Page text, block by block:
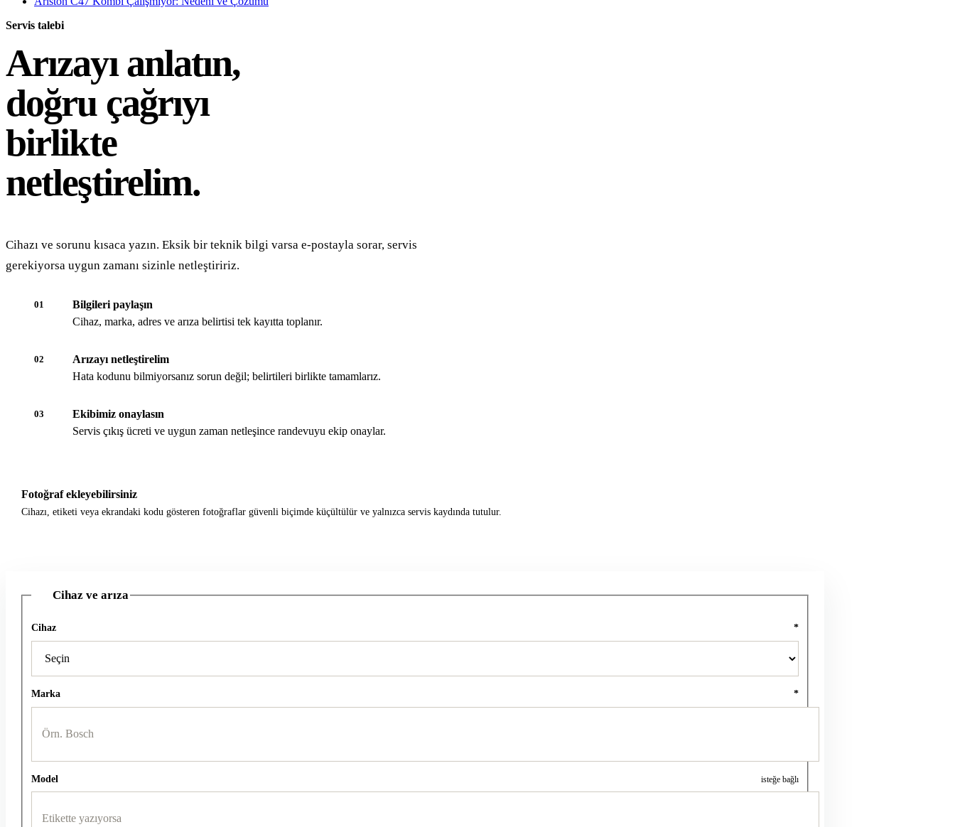
Servis talebi
Arızayı anlatın,
doğru çağrıyı
birlikte
netleştirelim.
Cihazı ve sorunu kısaca yazın. Eksik bir teknik bilgi varsa e-postayla sorar, servis
gerekiyorsa uygun zamanı sizinle netleştiririz.
01
Bilgileri paylaşın
Cihaz, marka, adres ve arıza belirtisi tek kayıtta toplanır.
02
Arızayı netleştirelim
Hata kodunu bilmiyorsanız sorun değil; belirtileri birlikte tamamlarız.
03
Ekibimiz onaylasın
Servis çıkış ücreti ve uygun zaman netleşince randevuyu ekip onaylar.
Fotoğraf ekleyebilirsiniz
Cihazı, etiketi veya ekrandaki kodu gösteren fotoğraflar güvenli biçimde küçültülür ve yalnızca servis kaydında tutulur.
Cihaz ve arıza
Cihaz *
Marka *
Model isteğe bağlı